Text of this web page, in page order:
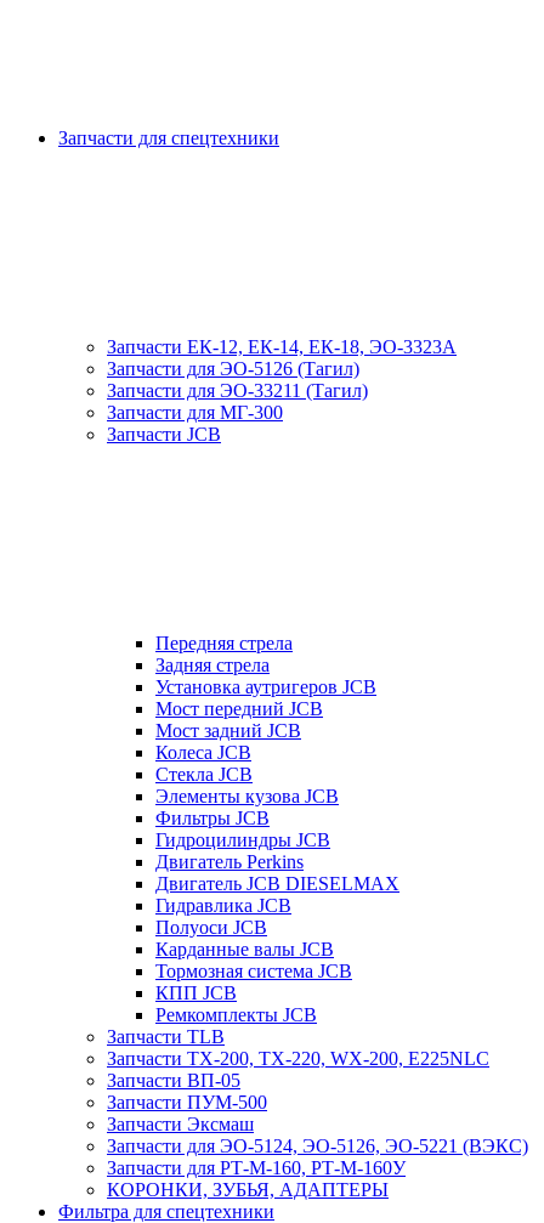
Запчасти для спецтехники
Запчасти ЕК-12, ЕК-14, ЕК-18, ЭО-3323А
Запчасти для ЭО-5126 (Тагил)
Запчасти для ЭО-33211 (Тагил)
Запчасти для МГ-300
Запчасти JCB
Передняя стрела
Задняя стрела
Установка аутригеров JCB
Мост передний JCB
Мост задний JCB
Колеса JCB
Стекла JCB
Элементы кузова JCB
Фильтры JCB
Гидроцилиндры JCB
Двигатель Perkins
Двигатель JCB DIESELMAX
Гидравлика JCB
Полуоси JCB
Карданные валы JCB
Тормозная система JCB
КПП JCB
Ремкомплекты JCB
Запчасти TLB
Запчасти TX-200, TX-220, WX-200, E225NLC
Запчасти ВП-05
Запчасти ПУМ-500
Запчасти Эксмаш
Запчасти для ЭО-5124, ЭО-5126, ЭО-5221 (ВЭКС)
Запчасти для РТ-М-160, РТ-М-160У
КОРОНКИ, ЗУБЬЯ, АДАПТЕРЫ
Фильтра для спецтехники